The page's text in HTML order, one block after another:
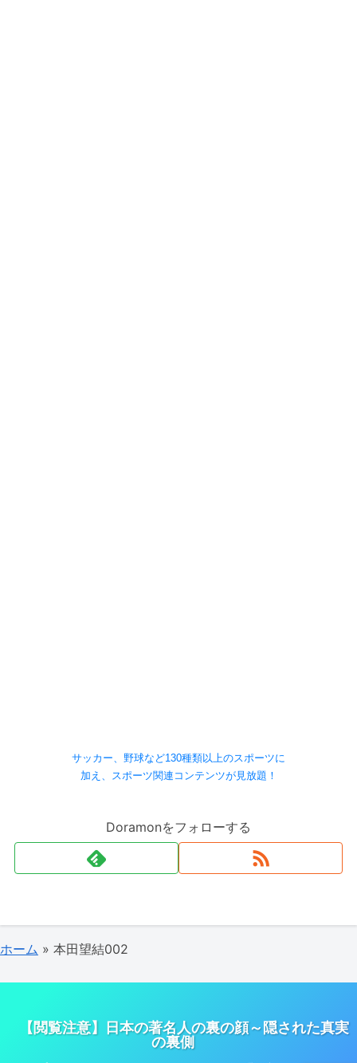
サッカー、野球など130種類以上のスポーツに
加え、スポーツ関連コンテンツが見放題！
Doramonをフォローする
ホーム » 本田望結002
【閲覧注意】日本の著名人の裏の顔～隠された真実
の裏側